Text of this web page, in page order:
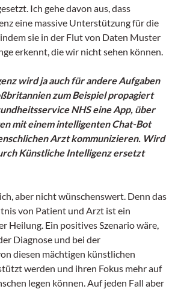
Ich gehe davon aus, dass
eine massive Unterstützung für die
sie in der Flut von Daten Muster
erkennt, die wir nicht sehen können.
wird ja auch für andere Aufgaben
zum Beispiel propagiert
NHS eine App, über
mit einem intelligenten Chat-Bot
Arzt kommunizieren. Wird
Künstliche Intelligenz ersetzt
aber nicht wünschenswert. Denn das
von Patient und Arzt ist ein
Heilung. Ein positives Szenario wäre,
Diagnose und bei der
diesen mächtigen künstlichen
werden und ihren Fokus mehr auf
legen können. Auf jeden Fall aber